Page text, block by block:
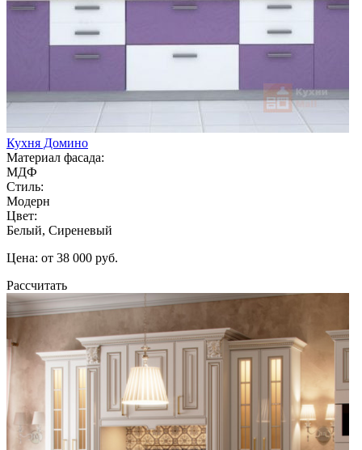
Кухня Домино
Материал фасада:
МДФ
Стиль:
Модерн
Цвет:
Белый, Сиреневый
Цена: от 38 000 руб.
Рассчитать